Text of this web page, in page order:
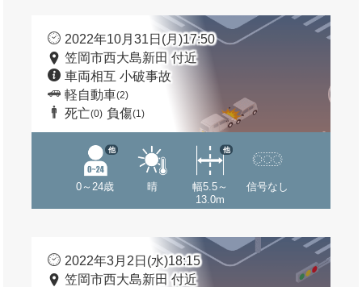
2022年10月31日(月)17:50
笠岡市西大島新田 付近
車両相互 小破事故
軽自動車(2)
死亡(0) 負傷(1)
0～24歳
他
晴
幅5.5～
13.0m
他
信号なし
2022年3月2日(水)18:15
笠岡市西大島新田 付近